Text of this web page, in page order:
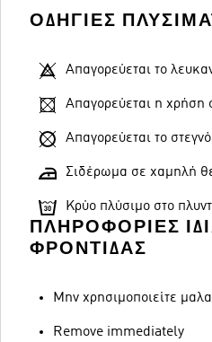
ΟΔΗΓΊΕΣ
Απαγορεύεται το
Απαγορεύεται η χρήση
Απαγορεύεται το
Σιδέρωμα σε χαμηλή
Κρύο πλύσιμο στο
ΠΛΗΡΟΦΟΡΊΕΣ
ΦΡΟΝΤΊΔΑΣ
Μην χρησιμοποιείτε
Remove immediately